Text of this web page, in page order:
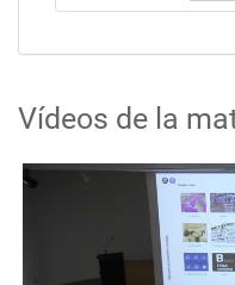
Vídeos de la